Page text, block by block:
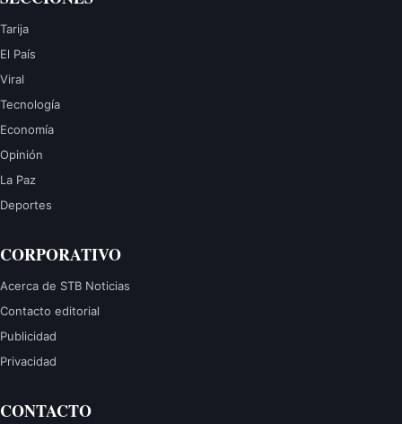
Tarija
El País
Viral
Tecnología
Economía
Opinión
La Paz
Deportes
CORPORATIVO
Acerca de STB Noticias
Contacto editorial
Publicidad
Privacidad
CONTACTO